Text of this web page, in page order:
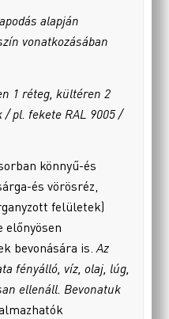
alapján
vonatkozásában
1 réteg, kültéren 2
pl. fekete RAL 9005 /
könnyű-és
és vörösréz,
felületek)
előnyösen
bevonására is.Az
fényálló, víz, olaj, lúg,
ellenáll. Bevonatuk